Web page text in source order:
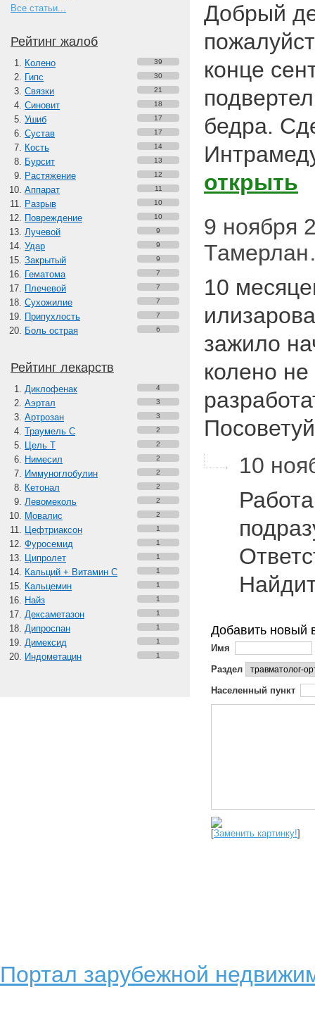
Все статьи...
Рейтинг жалоб
Колено 39
Гипс 30
Связки 21
Синовит 18
Ушиб 17
Сустав 17
Кость 14
Бурсит 13
Растяжение 12
Аппарат 11
Разрыв 10
Повреждение 10
Лучевой 9
Удар 9
Закрытый 9
Гематома 7
Плечевой 7
Сухожилие 7
Припухлость 7
Боль острая 6
Рейтинг лекарств
Диклофенак 4
Аэртал 3
Артрозан 3
Траумель С 2
Цель Т 2
Нимесил 2
Иммуноглобулин 2
Кетонал 2
Левомеколь 2
Мовалис 2
Цефтриаксон 1
Фуросемид 1
Ципролет 1
Кальций + Витамин C 1
Кальцемин 1
Найз 1
Дексаметазон 1
Дипроспан 1
Димексид 1
Индометацин 1
Добрый
конце
бедра.
открыть
9 ноября
10
зажило
колено
10
Добавить новый
Имя
Раздел
Населенный пункт
[Заменить картинку!]
Портал зарубежной